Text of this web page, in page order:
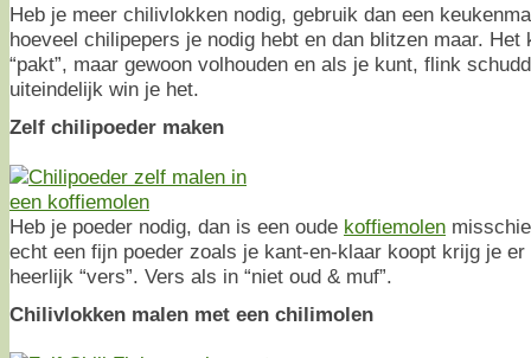
Heb je meer chilivlokken nodig, gebruik dan een
hoeveel chilipepers je nodig hebt en dan blitzen maar. Het
“pakt”, maar gewoon volhouden en als je kunt, flink
uiteindelijk win je het.
Zelf chilipoeder maken
Heb je poeder nodig, dan is een oude koffiemolen
echt een fijn poeder zoals je kant-en-klaar koopt krijg je
heerlijk “vers”. Vers als in “niet oud & muf”.
Chilivlokken malen met een chilimolen